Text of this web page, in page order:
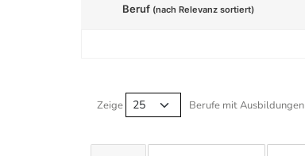
Beruf (nach Relevanz sortiert)
Zeige Berufe mit Ausbildungen